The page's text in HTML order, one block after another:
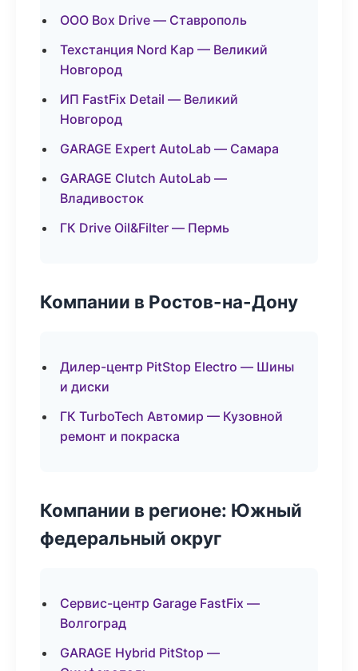
ООО Box Drive — Ставрополь
Техстанция Nord Кар — Великий
Новгород
ИП FastFix Detail — Великий
Новгород
GARAGE Expert AutoLab — Самара
GARAGE Clutch AutoLab —
Владивосток
ГК Drive Oil&Filter — Пермь
Компании в Ростов-на-Дону
Дилер-центр PitStop Electro — Шины
и диски
ГК TurboTech Автомир — Кузовной
ремонт и покраска
Компании в регионе: Южный
федеральный округ
Сервис-центр Garage FastFix —
Волгоград
GARAGE Hybrid PitStop —